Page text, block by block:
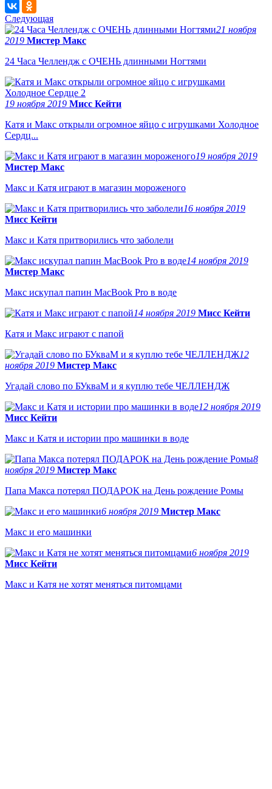
Следующая
21 ноября
2019 Мистер Макс
24 Часа Челлендж с ОЧЕНЬ длинными Ногтями
19 ноября 2019 Мисс Кейти
Катя и Макс открыли огромное яйцо с игрушками Холодное
Сердц...
19 ноября 2019
Мистер Макс
Макс и Катя играют в магазин мороженого
16 ноября 2019
Мисс Кейти
Макс и Катя притворились что заболели
14 ноября 2019
Мистер Макс
Макс искупал папин MacBook Pro в воде
14 ноября 2019 Мисс Кейти
Катя и Макс играют с папой
12
ноября 2019 Мистер Макс
Угадай слово по БУкваМ и я куплю тебе ЧЕЛЛЕНДЖ
12 ноября 2019
Мисс Кейти
Макс и Катя и истории про машинки в воде
8
ноября 2019 Мистер Макс
Папа Макса потерял ПОДАРОК на День рождение Ромы
6 ноября 2019 Мистер Макс
Макс и его машинки
6 ноября 2019
Мисс Кейти
Макс и Катя не хотят меняться питомцами